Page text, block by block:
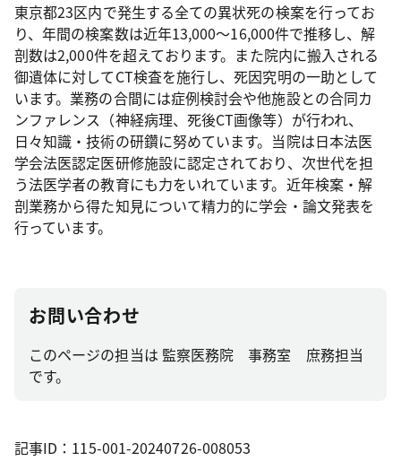
東京都23区内で発生する全ての異状死の検案を行ってお
り、年間の検案数は近年13,000～16,000件で推移し、解
剖数は2,000件を超えております。また院内に搬入される
御遺体に対してCT検査を施行し、死因究明の一助として
います。業務の合間には症例検討会や他施設との合同カ
ンファレンス（神経病理、死後CT画像等）が行われ、
日々知識・技術の研鑽に努めています。当院は日本法医
学会法医認定医研修施設に認定されており、次世代を担
う法医学者の教育にも力をいれています。近年検案・解
剖業務から得た知見について精力的に学会・論文発表を
行っています。
お問い合わせ
このページの担当は 監察医務院 事務室 庶務担当
です。
記事ID：115-001-20240726-008053